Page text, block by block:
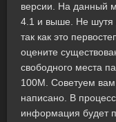
версии. На данный
4.1 и выше. Не шутя
так как это
оцените
свободного места
100M. Советуем
написано. В
информация будет